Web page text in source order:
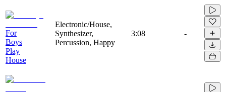
For
Boys
Play
House
Electronic/House,
Synthesizer,
Percussion, Happy
3:08 -